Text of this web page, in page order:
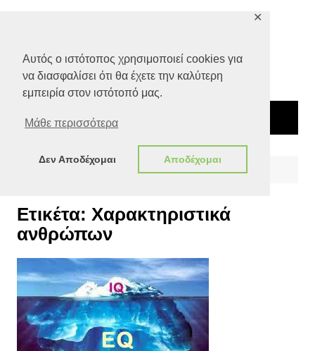
Αυτός ο ιστότοπος χρησιμοποιεί cookies για
να διασφαλίσει ότι θα έχετε την καλύτερη
εμπειρία στον ιστότοπό μας.
Μάθε περισσότερα
Δεν Αποδέχομαι Αποδέχομαι
✕
Χαρακτηριστικά ανθρώπων
Ετικέτα: Χαρακτηριστικά
ανθρώπων